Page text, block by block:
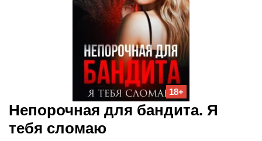
18+
Непорочная для бандита. Я
тебя сломаю